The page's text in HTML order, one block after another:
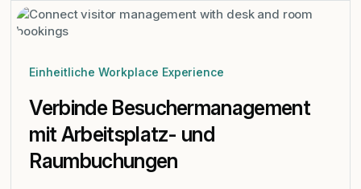
Einheitliche Workplace Experience
Verbinde Besuchermanagement
mit Arbeitsplatz- und
Raumbuchungen